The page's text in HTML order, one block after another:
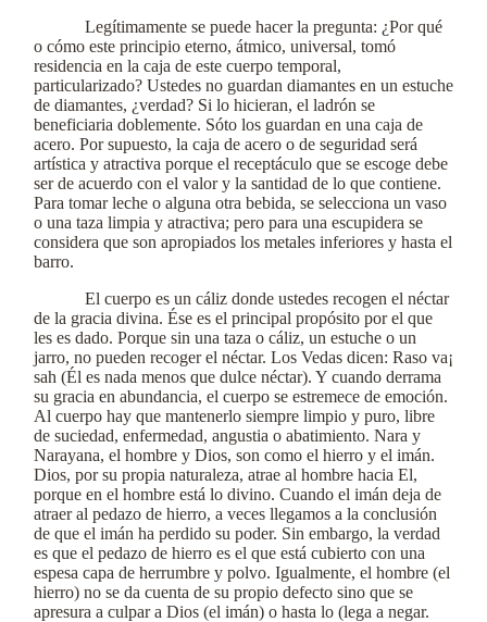
Legítimamente se puede hacer la pregunta: ¿Por qué
o cómo este principio eterno, átmico, universal, tomó
residencia en la caja de este cuerpo temporal,
particularizado? Ustedes no guardan diamantes en un estuche
de diamantes, ¿verdad? Si lo hicieran, el ladrón se
beneficiaria doblemente. Sóto los guardan en una caja de
acero. Por supuesto, la caja de acero o de seguridad será
artística y atractiva porque el receptáculo que se escoge debe
ser de acuerdo con el valor y la santidad de lo que contiene.
Para tomar leche o alguna otra bebida, se selecciona un vaso
o una taza limpia y atractiva; pero para una escupidera se
considera que son apropiados los metales inferiores y hasta el
barro.
El cuerpo es un cáliz donde ustedes recogen el néctar
de la gracia divina. Ése es el principal propósito por el que
les es dado. Porque sin una taza o cáliz, un estuche o un
jarro, no pueden recoger el néctar. Los Vedas dicen: Raso va¡
sah (Él es nada menos que dulce néctar). Y cuando derrama
su gracia en abundancia, el cuerpo se estremece de emoción.
Al cuerpo hay que mantenerlo siempre limpio y puro, libre
de suciedad, enfermedad, angustia o abatimiento. Nara y
Narayana, el hombre y Dios, son como el hierro y el imán.
Dios, por su propia naturaleza, atrae al hombre hacia El,
porque en el hombre está lo divino. Cuando el imán deja de
atraer al pedazo de hierro, a veces llegamos a la conclusión
de que el imán ha perdido su poder. Sin embargo, la verdad
es que el pedazo de hierro es el que está cubierto con una
espesa capa de herrumbre y polvo. Igualmente, el hombre (el
hierro) no se da cuenta de su propio defecto sino que se
apresura a culpar a Dios (el imán) o hasta lo (lega a negar.